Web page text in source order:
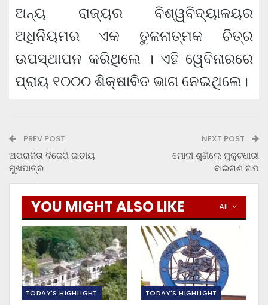
ଅନ୍ୟ ରାଜ୍ୟର ବିଶ୍ୱବିଦ୍ୟାଳୟର
ଅଧିନିୟମର ଏକ ତୁଳନାତ୍ମକ ଚିତ୍ର
ଉପସ୍ଥାପନ କରିଥିଲେ । ଏହି ୱେବିନାରରେ
ପ୍ରାୟ ୧୦୦୦ ଶିକ୍ଷାବିତ ଭାଗ ନେଇଥିଲେ।
PREV POST
ଅପରାଜିତା ବିଜେପି ଜାତୀୟ
ମୁଖପାତ୍ର
NEXT POST
ମୋଦୀ ଶୁଣିଲେ ମୁକୁଟଧାରୀ
ବାଇଗଣ ଗପ
All
YOU MIGHT ALSO LIKE
TODAY'S HIGHLIGHT TODAY'S HIGHLIGHT